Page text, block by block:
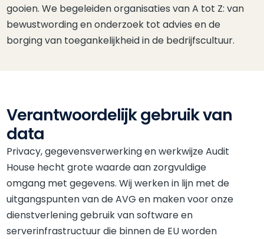
gooien. We begeleiden organisaties van A tot Z: van
bewustwording en onderzoek tot advies en de
borging van toegankelijkheid in de bedrijfscultuur.
Verantwoordelijk gebruik van
data
Privacy, gegevensverwerking en werkwijze Audit
House hecht grote waarde aan zorgvuldige
omgang met gegevens. Wij werken in lijn met de
uitgangspunten van de AVG en maken voor onze
dienstverlening gebruik van software en
serverinfrastructuur die binnen de EU worden